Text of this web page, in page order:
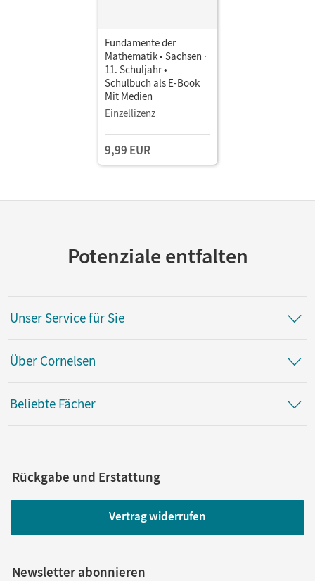
Fundamente der
Mathematik • Sachsen ·
11. Schuljahr •
Schulbuch als E-Book
Mit Medien
Einzellizenz
9,99 EUR
Potenziale entfalten
Unser Service für Sie
Über Cornelsen
Beliebte Fächer
Rückgabe und Erstattung
Vertrag widerrufen
Newsletter abonnieren